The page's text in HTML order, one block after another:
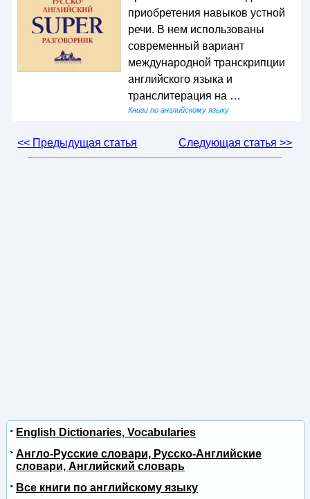
приобретения навыков устной
речи. В нем использованы
современный вариант
международной транскрипции
английского языка и
транслитерация на …
Книги по английскому языку
<< Предыдущая статья Следующая статья >>
English Dictionaries, Vocabularies
Англо-Русские словари, Русско-Английские
словари, Английский словарь
Все книги по английскому языку